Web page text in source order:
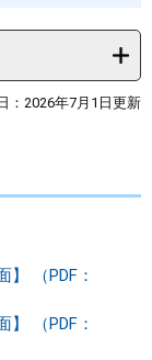
：2026年7月1日更新
（PDF：
（PDF：